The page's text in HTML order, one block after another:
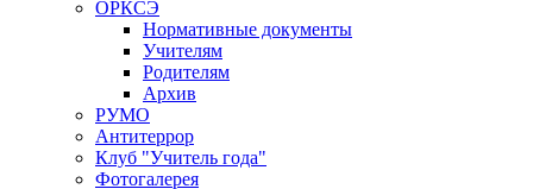
ОРКСЭ
Нормативные документы
Учителям
Родителям
Архив
РУМО
Антитеррор
Клуб "Учитель года"
Фотогалерея